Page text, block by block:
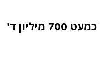
ארה"ב: נתפסו נכסים בשווי כמעט 700 מיליון ד'